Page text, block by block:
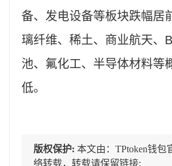
备、发电设备等板块跌幅居
璃纤维、稀土、商业航天、
池、氟化工、半导体材料等
低。
版权保护: 本文由：TPtoken钱包
络转载，转载请保留链接: